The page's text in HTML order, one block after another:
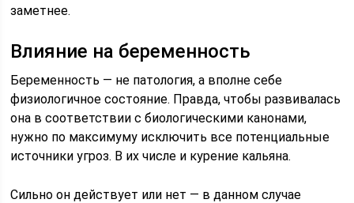
заметнее.
Влияние на беременность
Беременность — не патология, а вполне себе
физиологичное состояние. Правда, чтобы развивалась
она в соответствии с биологическими канонами,
нужно по максимуму исключить все потенциальные
источники угроз. В их числе и курение кальяна.
Сильно он действует или нет — в данном случае